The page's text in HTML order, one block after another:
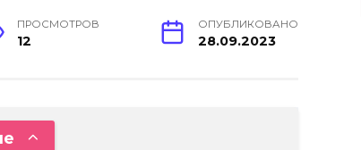
ПРОСМОТРОВ
12
ОПУБЛИКОВАНО
28.09.2023